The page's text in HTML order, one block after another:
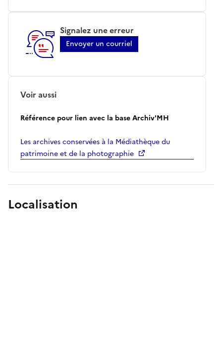
Signalez une erreur
Envoyer un courriel
Voir aussi
Référence pour lien avec la base Archiv'MH
Les archives conservées à la Médiathèque du
patrimoine et de la photographie
Localisation